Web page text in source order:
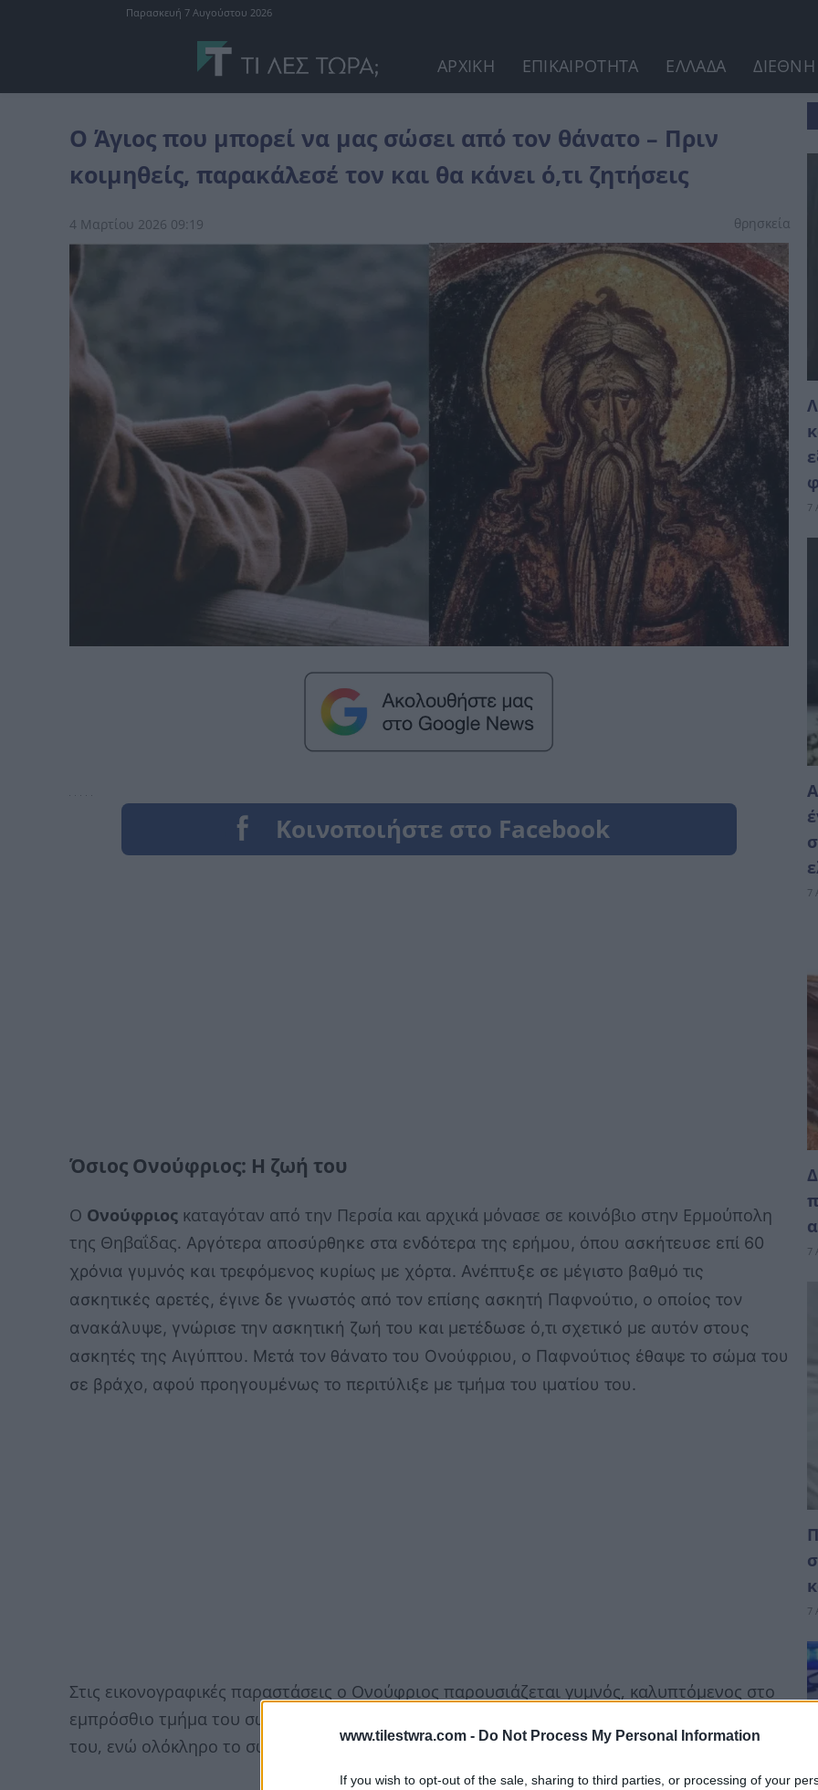
www.tilestwra.com - Do Not Process My Personal Information
If you wish to opt-out of the sale, sharing to third parties, or processing of your
Παρασκευή 7 Αυγούστου 2026
ΑΡΧΙΚΗ ΕΠΙΚΑΙΡΟΤΗΤΑ ΕΛΛΑΔΑ ΔΙΕΘΝΗ
Ο Άγιος που μπορεί να μας σώσει από τον θάνατο – Πριν
κοιμηθείς, παρακάλεσέ τον και θα κάνει ό,τι ζητήσεις
4 Μαρτίου 2026 09:19 θρησκεία
Όσιος Ονούφριος: H ζωή του
Ο Ονούφριος καταγόταν από την Περσία και αρχικά μόνασε σε κοινόβιο στην Ερμούπολη
της Θηβαΐδας. Αργότερα αποσύρθηκε στα ενδότερα της ερήμου, όπου ασκήτευσε επί 60
χρόνια γυμνός και τρεφόμενος κυρίως με χόρτα. Ανέπτυξε σε μέγιστο βαθμό τις
ασκητικές αρετές, έγινε δε γνωστός από τον επίσης ασκητή Παφνούτιο, ο οποίος τον
ανακάλυψε, γνώρισε την ασκητική ζωή του και μετέδωσε ό,τι σχετικό με αυτόν στους
ασκητές της Αιγύπτου. Μετά τον θάνατο του Ονούφριου, ο Παφνούτιος έθαψε το σώμα του
σε βράχο, αφού προηγουμένως το περιτύλιξε με τμήμα του ιματίου του.
Στις εικονογραφικές παραστάσεις ο Ονούφριος παρουσιάζεται γυμνός, καλυπτόμενος στο
εμπρόσθιο τμήμα του σώματός του από την κατερχόμενη σαν λευκό χείμαρρο γενειάδα
του, ενώ ολόκληρο το σώμα του καλύπτεται από τρίχωμα.
7
7
7
7